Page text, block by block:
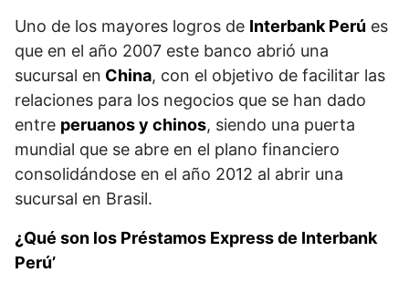
Uno de los mayores logros de Interbank Perú es
que en el año 2007 este banco abrió una
sucursal en China, con el objetivo de facilitar las
relaciones para los negocios que se han dado
entre peruanos y chinos, siendo una puerta
mundial que se abre en el plano financiero
consolidándose en el año 2012 al abrir una
sucursal en Brasil.
¿Qué son los Préstamos Express de Interbank
Perú’